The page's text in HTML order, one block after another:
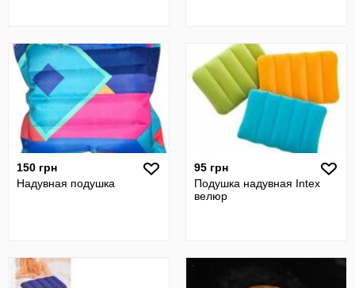
150 грн
Надувная подушка
95 грн
Подушка надувная Intex
велюр